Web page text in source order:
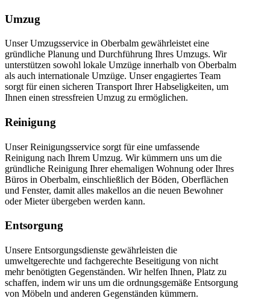
Umzug
Unser Umzugsservice in Oberbalm gewährleistet eine
gründliche Planung und Durchführung Ihres Umzugs. Wir
unterstützen sowohl lokale Umzüge innerhalb von Oberbalm
als auch internationale Umzüge. Unser engagiertes Team
sorgt für einen sicheren Transport Ihrer Habseligkeiten, um
Ihnen einen stressfreien Umzug zu ermöglichen.
Reinigung
Unser Reinigungsservice sorgt für eine umfassende
Reinigung nach Ihrem Umzug. Wir kümmern uns um die
gründliche Reinigung Ihrer ehemaligen Wohnung oder Ihres
Büros in Oberbalm, einschließlich der Böden, Oberflächen
und Fenster, damit alles makellos an die neuen Bewohner
oder Mieter übergeben werden kann.
Entsorgung
Unsere Entsorgungsdienste gewährleisten die
umweltgerechte und fachgerechte Beseitigung von nicht
mehr benötigten Gegenständen. Wir helfen Ihnen, Platz zu
schaffen, indem wir uns um die ordnungsgemäße Entsorgung
von Möbeln und anderen Gegenständen kümmern.